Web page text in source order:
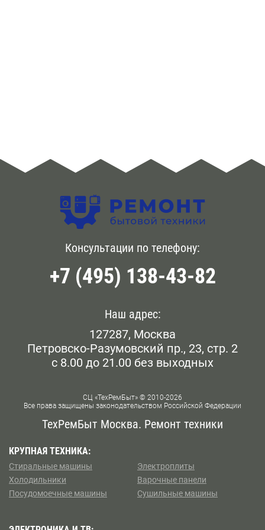
Консультации по телефону:
+7 (495) 138-43-82
Наш адрес:
127287, Москва
Петровско-Разумовский пр., 23, стр. 2
с 8.00 до 21.00 без выходных
СЦ «ТехРемБыт» © 2010-2026
Все права защищены законодательством Российской Федерации
ТехРемБыт Москва. Ремонт техники
КРУПНАЯ ТЕХНИКА:
Стиральные машины
Холодильники
Посудомоечные машины
Электроплиты
Варочные панели
Сушильные машины